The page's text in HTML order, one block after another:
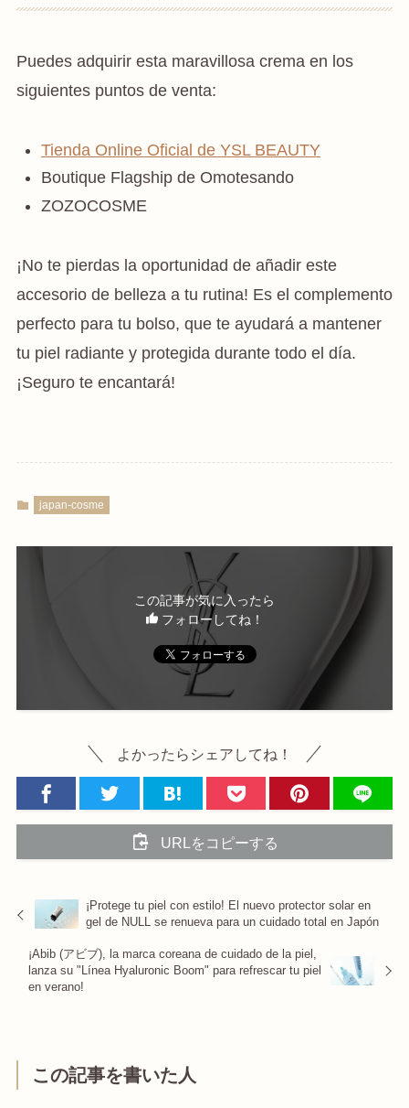
Puedes adquirir esta maravillosa crema en los
siguientes puntos de venta:
Tienda Online Oficial de YSL BEAUTY
Boutique Flagship de Omotesando
ZOZOCOSME
¡No te pierdas la oportunidad de añadir este
accesorio de belleza a tu rutina! Es el complemento
perfecto para tu bolso, que te ayudará a mantener
tu piel radiante y protegida durante todo el día.
¡Seguro te encantará!
japan-cosme
この記事が気に入ったら
フォローしてね！
よかったらシェアしてね！
URLをコピーする
¡Protege tu piel con estilo! El nuevo protector solar en
gel de NULL se renueva para un cuidado total en Japón
¡Abib (アビブ), la marca coreana de cuidado de la piel,
lanza su "Línea Hyaluronic Boom" para refrescar tu piel
en verano!
この記事を書いた人